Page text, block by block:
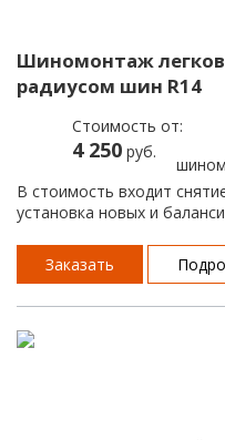
Шиномонтаж
радиусом шин R14
Стоимость от:
4 250 руб.
В стоимость входит
установка новых и
Заказать